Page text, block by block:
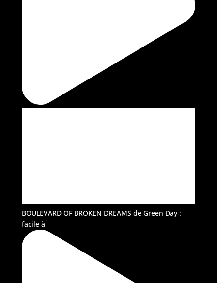
BOULEVARD OF BROKEN DREAMS de Green Day :
facile à